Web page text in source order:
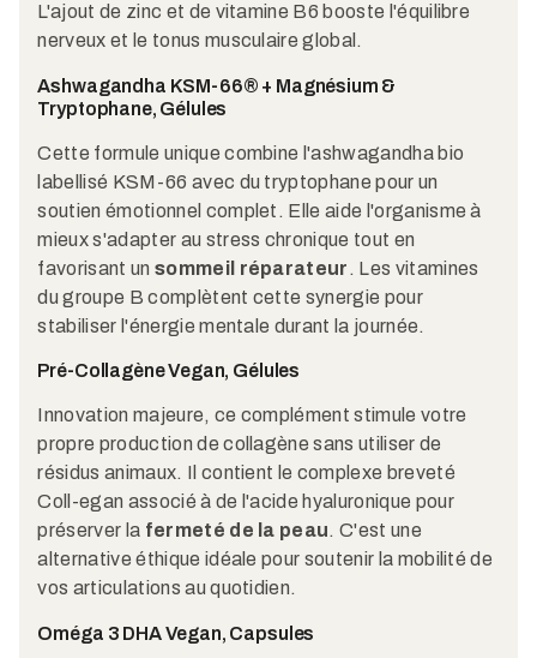
L'ajout de zinc et de vitamine B6 booste l'équilibre
nerveux et le tonus musculaire global.
Ashwagandha KSM-66® + Magnésium &
Tryptophane, Gélules
Cette formule unique combine l'ashwagandha bio
labellisé KSM-66 avec du tryptophane pour un
soutien émotionnel complet. Elle aide l'organisme à
mieux s'adapter au stress chronique tout en
favorisant un sommeil réparateur . Les vitamines
du groupe B complètent cette synergie pour
stabiliser l'énergie mentale durant la journée.
Pré-Collagène Vegan, Gélules
Innovation majeure, ce complément stimule votre
propre production de collagène sans utiliser de
résidus animaux. Il contient le complexe breveté
Coll-egan associé à de l'acide hyaluronique pour
préserver la fermeté de la peau. C'est une
alternative éthique idéale pour soutenir la mobilité de
vos articulations au quotidien.
Oméga 3 DHA Vegan, Capsules